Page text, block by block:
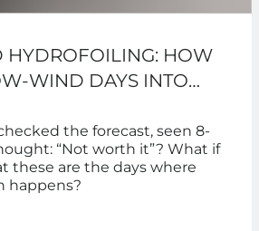
HYDROFOILING: HOW
WIND DAYS INTO
the forecast, seen 8-
“Not worth it”? What if
these are the days where
happens?